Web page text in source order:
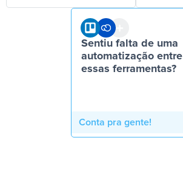
Sentiu falta de uma
automatização entre
essas ferramentas?
Conta pra gente!